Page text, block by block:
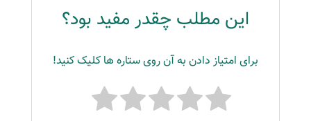
این مطلب چقدر مفید بود؟
برای امتیاز دادن به آن روی ستاره ها کلیک کنید!